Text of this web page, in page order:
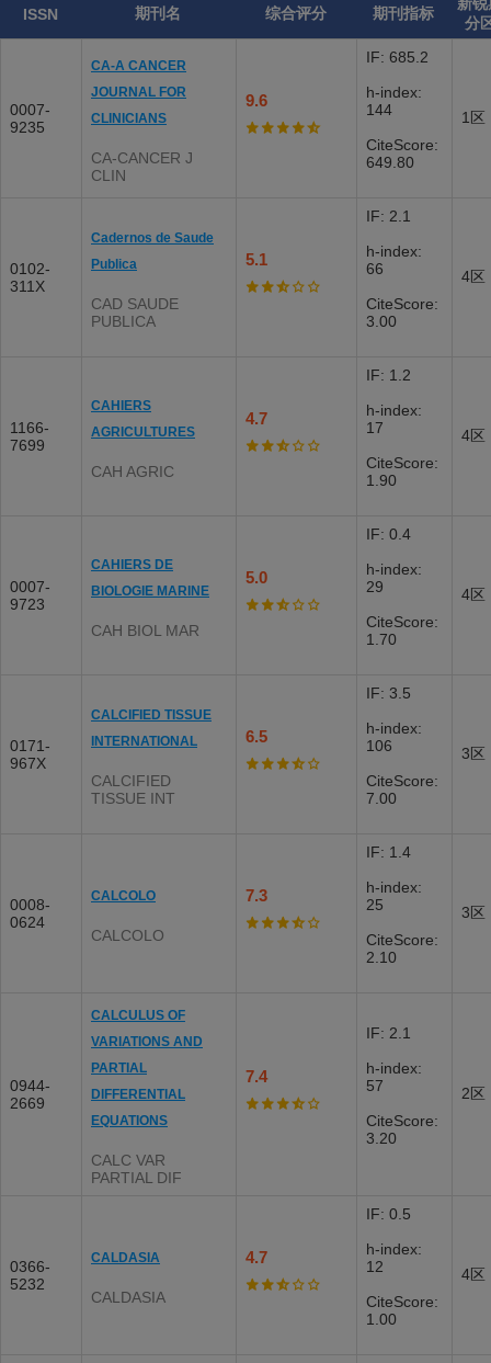
ISSN 期刊名 综合评分 期刊指标
分
0007-
9235
CA-A CANCER
JOURNAL FOR
CLINICIANS
CA-CANCER J
CLIN
9.6
IF: 685.2
h-index:
144
CiteScore:
649.80
1区
0102-
311X
Cadernos de Saude
Publica
CAD SAUDE
PUBLICA
5.1
IF: 2.1
h-index:
66
CiteScore:
3.00
4区
1166-
7699
CAHIERS
AGRICULTURES
CAH AGRIC
4.7
IF: 1.2
h-index:
17
CiteScore:
1.90
4区
0007-
9723
CAHIERS DE
BIOLOGIE MARINE
CAH BIOL MAR
5.0
IF: 0.4
h-index:
29
CiteScore:
1.70
4区
0171-
967X
CALCIFIED TISSUE
INTERNATIONAL
CALCIFIED
TISSUE INT
6.5
IF: 3.5
h-index:
106
CiteScore:
7.00
3区
0008-
0624
CALCOLO
CALCOLO
7.3
IF: 1.4
h-index:
25
CiteScore:
2.10
3区
0944-
2669
CALCULUS OF
VARIATIONS AND
PARTIAL
DIFFERENTIAL
EQUATIONS
CALC VAR
PARTIAL DIF
7.4
IF: 2.1
h-index:
57
CiteScore:
3.20
2区
0366-
5232
CALDASIA
CALDASIA
4.7
IF: 0.5
h-index:
12
CiteScore:
1.00
4区